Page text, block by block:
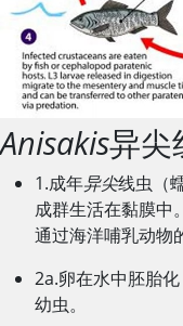
Anisakis异尖
1.成年异尖线虫（
成群生活在黏膜中
通过海洋哺乳动物
2a.卵在水中胚胎
幼虫。